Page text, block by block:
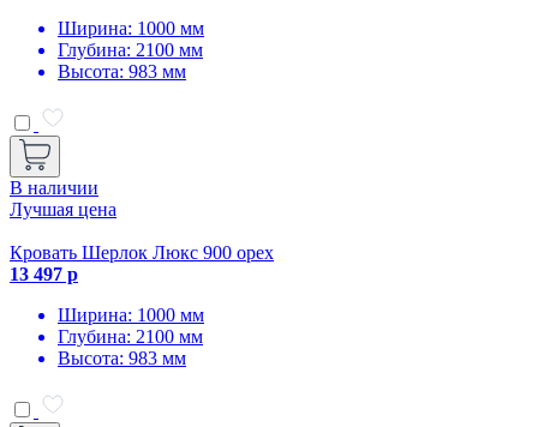
Ширина: 1000 мм
Глубина: 2100 мм
Высота: 983 мм
В наличии
Лучшая цена
Кровать Шерлок Люкс 900 орех
13 497 р
Ширина: 1000 мм
Глубина: 2100 мм
Высота: 983 мм